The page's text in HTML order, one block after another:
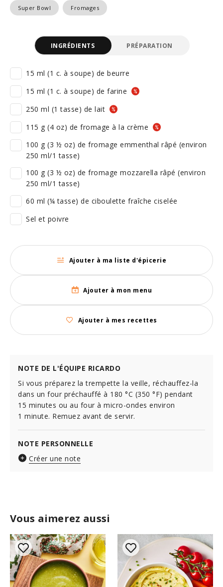
Super Bowl Fromages
Vous aimerez aussi
INGRÉDIENTS PRÉPARATION
15 ml (1 c. à soupe) de beurre
15 ml (1 c. à soupe) de farine
250 ml (1 tasse) de lait
115 g (4 oz) de fromage à la crème
100 g (3 ½ oz) de fromage emmenthal râpé (environ
250 ml/1 tasse)
100 g (3 ½ oz) de fromage mozzarella râpé (environ
250 ml/1 tasse)
60 ml (¼ tasse) de ciboulette fraîche ciselée
Sel et poivre
Ajouter à ma liste d'épicerie
Ajouter à mon menu
Ajouter à mes recettes
NOTE DE L'ÉQUIPE RICARDO
Si vous préparez la trempette la veille, réchauffez-la
dans un four préchauffé à 180 °C (350 °F) pendant
15 minutes ou au four à micro-ondes environ
1 minute. Remuez avant de servir.
NOTE PERSONNELLE
Créer une note